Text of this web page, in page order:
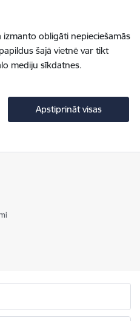
obligāti nepieciešamās
šajā vietnē var tikt
mediju sīkdatnes.
Apstiprināt visas